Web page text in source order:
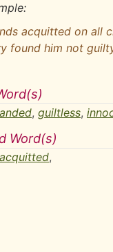
acquitted on all
found him not
, guiltless,
Word(s)
acquitted,